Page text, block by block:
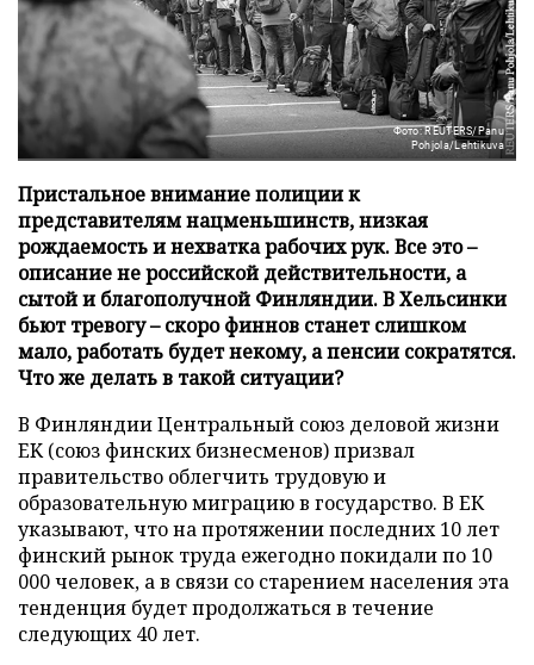
Фото: REUTERS/Panu
Pohjola/Lehtikuva
Пристальное внимание полиции к
представителям нацменьшинств, низкая
рождаемость и нехватка рабочих рук. Все это –
описание не российской действительности, а
сытой и благополучной Финляндии. В Хельсинки
бьют тревогу – скоро финнов станет слишком
мало, работать будет некому, а пенсии сократятся.
Что же делать в такой ситуации?
В ФинляндииЦентральный союз деловой жизни
EK (союз финских бизнесменов) призвал
правительство облегчить трудовую и
образовательную миграцию в государство. В ЕК
указывают, что на протяжении последних 10 лет
финский рынок труда ежегодно покидали по 10
000 человек, а в связи со старением населения эта
тенденция будет продолжаться в течение
следующих 40 лет.